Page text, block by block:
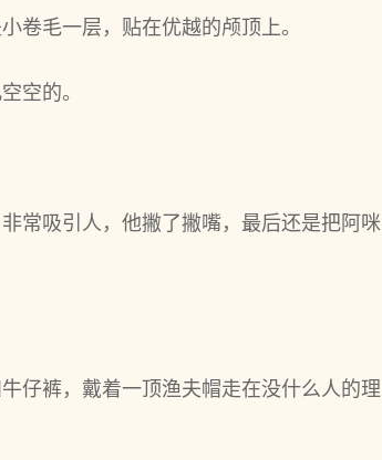
卷毛一层，贴在优越的颅顶上。
空的。
常吸引人，他撇了撇嘴，最后还是把阿咪
仔裤，戴着一顶渔夫帽走在没什么人的理